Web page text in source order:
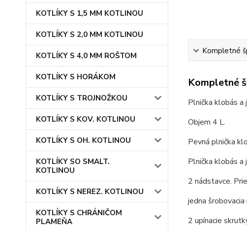
KOTLÍKY S 1,5 MM KOTLINOU
KOTLÍKY S 2,0 MM KOTLINOU
KOTLÍKY S 4,0 MM ROŠTOM
KOTLÍKY S HORÁKOM
KOTLÍKY S TROJNOŽKOU
KOTLÍKY S KOV. KOTLINOU
KOTLÍKY S OH. KOTLINOU
KOTLÍKY SO SMALT.
KOTLINOU
KOTLÍKY S NEREZ. KOTLINOU
KOTLÍKY S CHRÁNIČOM
PLAMEŇA
Kompletné
Kompletné
Plnička klobás a
Objem 4 L.
Pevná plnička
Plnička klobás a
2 nádstavce.
jedna
2 upínacie